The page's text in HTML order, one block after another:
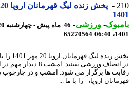
پخش زنده لیگ قهرمانان اروپا 20 مهر
-ورزشی-
46 ماه پیش -
65270564
پخش زنده لیگ قهرمانان اروپا 20 مهر 1401 را با ما
در انصاف ورزشی ببینید. امشب 8 دیدار مهم در این
ها برگزار می شود. امشب و در چارچوب دور
اروپا، - را با ما ...